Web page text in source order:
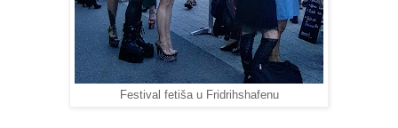
Festival fetiša u Fridrihshafenu